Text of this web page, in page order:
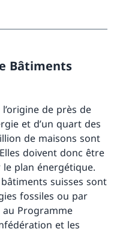
Bâtiments
de près de
et d’un quart des
de maisons sont
doivent donc être
plan énergétique.
suisses sont
fossiles ou par
au Programme
et les